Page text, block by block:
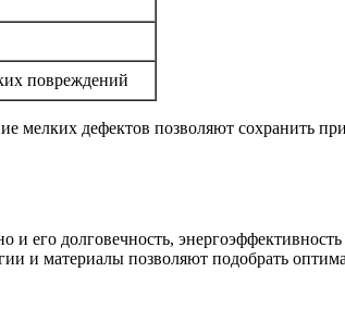
повреждений
мелких дефектов позволяют сохранить
его долговечность,
и материалы позволяют подобрать